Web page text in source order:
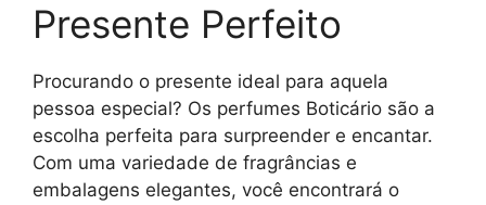
Presente Perfeito
Procurando o presente ideal para aquela
pessoa especial? Os perfumes Boticário são a
escolha perfeita para surpreender e encantar.
Com uma variedade de fragrâncias e
embalagens elegantes, você encontrará o